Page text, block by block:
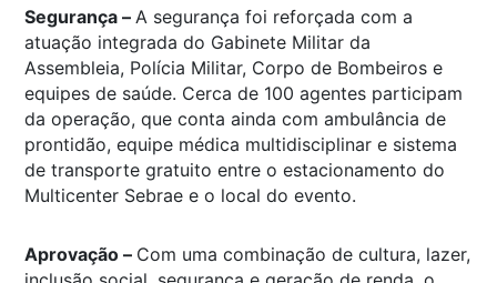
Segurança – A segurança foi reforçada com a
atuação integrada do Gabinete Militar da
Assembleia, Polícia Militar, Corpo de Bombeiros e
equipes de saúde. Cerca de 100 agentes participam
da operação, que conta ainda com ambulância de
prontidão, equipe médica multidisciplinar e sistema
de transporte gratuito entre o estacionamento do
Multicenter Sebrae e o local do evento.
Aprovação – Com uma combinação de cultura, lazer,